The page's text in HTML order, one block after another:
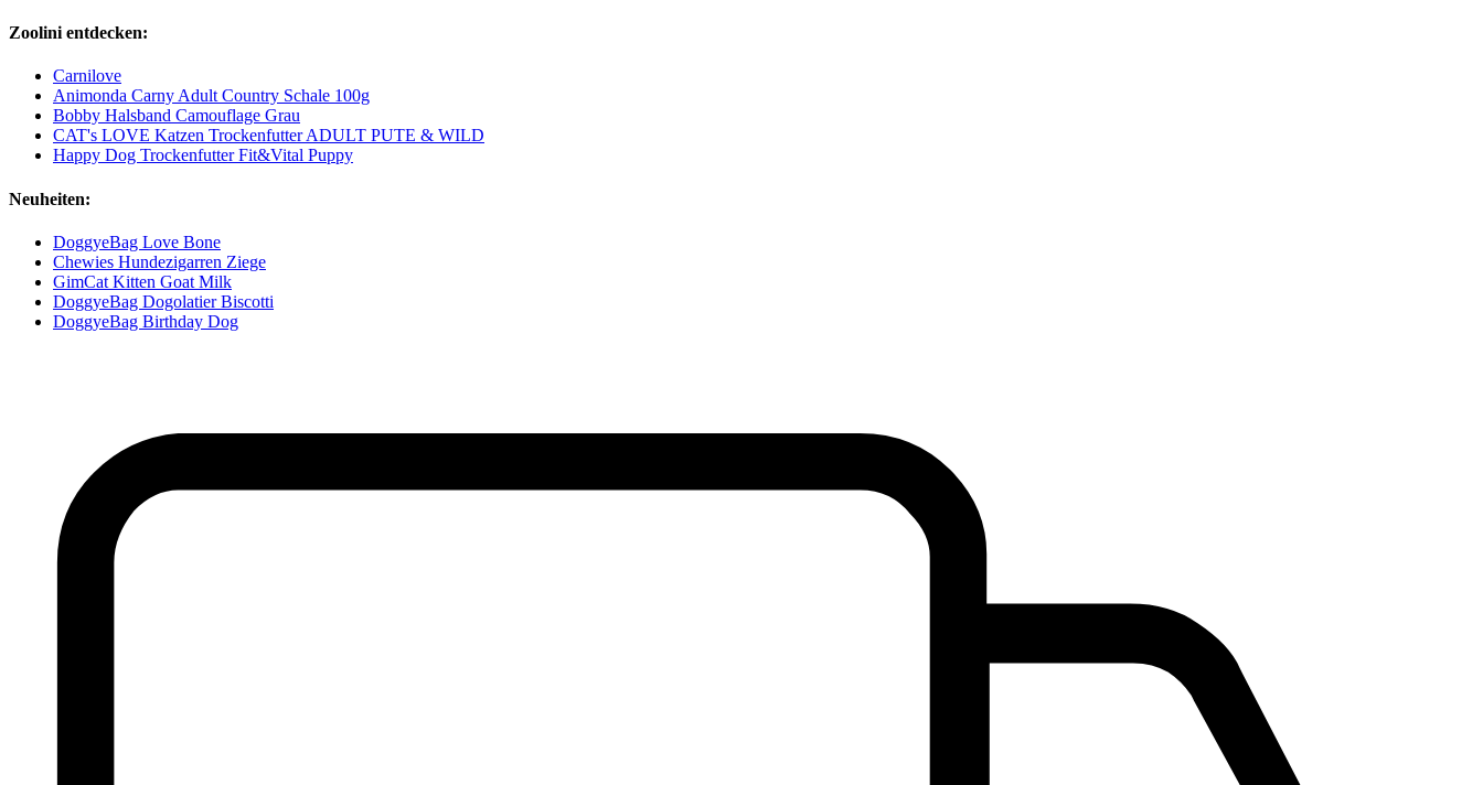
Zoolini entdecken:
Carnilove
Animonda Carny Adult Country Schale 100g
Bobby Halsband Camouflage Grau
CAT's LOVE Katzen Trockenfutter ADULT PUTE & WILD
Happy Dog Trockenfutter Fit&Vital Puppy
Neuheiten:
DoggyeBag Love Bone
Chewies Hundezigarren Ziege
GimCat Kitten Goat Milk
DoggyeBag Dogolatier Biscotti
DoggyeBag Birthday Dog